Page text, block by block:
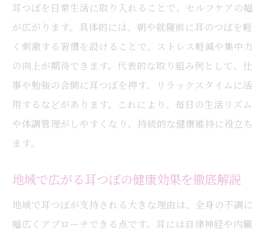
耳つぼを日常生活に取り入れることで、セルフケアの幅
が広がります。具体的には、朝や就寝前に耳のつぼを軽
く刺激する習慣を設けることで、ストレス軽減や集中力
の向上が期待できます。代表的な取り組み例として、仕
事や勉強の合間に耳つぼを押す、リラックスタイムに活
用するなどがあります。これにより、毎日の生活リズム
や体調管理がしやすくなり、持続的な健康維持に役立ち
ます。
地域で広がる耳つぼの健康効果を徹底解説
地域で耳つぼが支持される大きな理由は、全身の不調に
幅広くアプローチできる点です。耳には自律神経や内臓